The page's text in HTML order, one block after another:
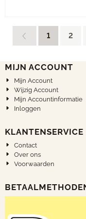
1 2
MIJN ACCOUNT
Mijn Account
Wijzig Account
Mijn Accountinformatie
Inloggen
KLANTENSERVICE
Contact
Over ons
Voorwaarden